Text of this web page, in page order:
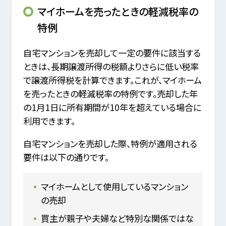
マイホームを売ったときの軽減税率の
特例
自宅マンションを売却して一定の要件に該当する
ときは、長期譲渡所得の税額よりさらに低い税率
で譲渡所得税を計算できます。これが、マイホーム
を売ったときの軽減税率の特例です。売却した年
の1月1日に所有期間が10年を超えている場合に
利用できます。
自宅マンションを売却した際、特例が適用される
要件は以下の通りです。
マイホームとして使用しているマンション
の売却
買主が親子や夫婦など特別な関係ではな